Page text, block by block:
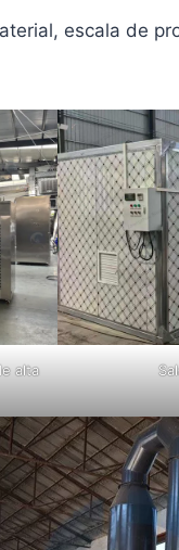
escala de
alta